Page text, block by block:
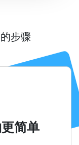
步骤
简单